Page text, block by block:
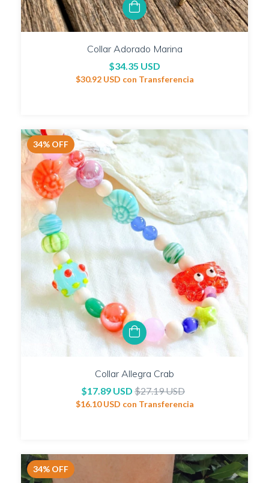
Collar Adorado Marina
$34.35 USD
$30.92 USD con Transferencia
34% OFF
Collar Allegra Crab
$17.89 USD $27.19 USD
$16.10 USD con Transferencia
34% OFF